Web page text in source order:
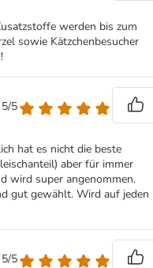
werden bis zum
sowie Kätzchenbesucher
5
hat es nicht die beste
aber für immer
wird super angenommen.
gut gewählt. Wird auf jeden
5